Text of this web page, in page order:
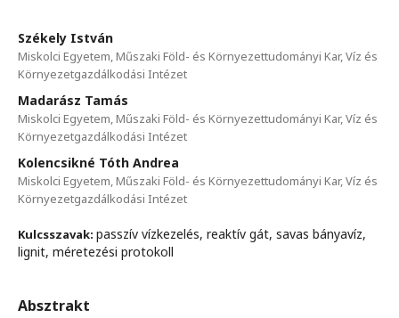
Székely István
Miskolci Egyetem, Műszaki Föld- és Környezettudományi Kar, Víz és
Környezetgazdálkodási Intézet
Madarász Tamás
Miskolci Egyetem, Műszaki Föld- és Környezettudományi Kar, Víz és
Környezetgazdálkodási Intézet
Kolencsikné Tóth Andrea
Miskolci Egyetem, Műszaki Föld- és Környezettudományi Kar, Víz és
Környezetgazdálkodási Intézet
Kulcsszavak: passzív vízkezelés, reaktív gát, savas bányavíz,
lignit, méretezési protokoll
Absztrakt